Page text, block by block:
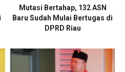
Mutasi Bertahap, 132 ASN
Baru Sudah Mulai Bertugas di
DPRD Riau